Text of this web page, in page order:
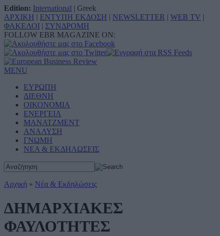
Edition: International | Greek
ΑΡΧΙΚΗ | ΕΝΤΥΠΗ ΕΚΔΟΣΗ | NEWSLETTER | WEB TV |
ΦΑΚΕΛΟΙ | ΣΥΝΔΡΟΜΗ
FOLLOW EBR MAGAZINE ON:
MENU
ΕΥΡΩΠΗ
ΔΙΕΘΝΗ
ΟΙΚΟΝΟΜΙΑ
ΕΝΕΡΓΕΙΑ
ΜΑΝΑΤΖΜΕΝΤ
ΑΝΑΛΥΣΗ
ΓΝΩΜΗ
ΝΕΑ & ΕΚΔΗΛΩΣΕΙΣ
Αρχική » Νέα & Εκδηλώσεις
ΔΗΜΑΡΧΙΑΚΕΣ
ΦΑΥΛΟΤΗΤΕΣ